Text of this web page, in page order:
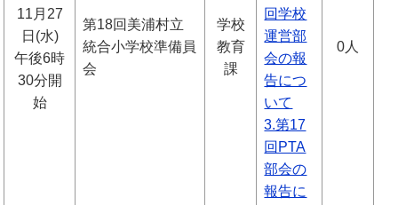
11月27
日(水)
午後6時
30分開
始
第18回美浦村立
統合小学校準備員
会
学校
教育
課
回学校
運営部
会の報
告につ
いて
3.第17
回PTA
部会の
報告に
0人